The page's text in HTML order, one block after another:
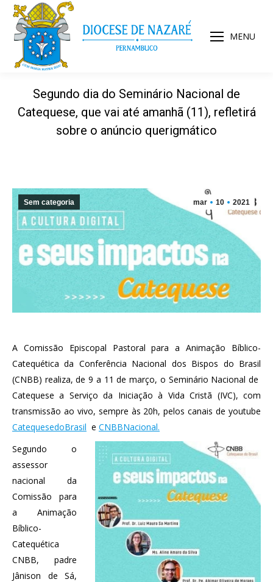
MENU
Segundo dia do Seminário Nacional de
Catequese, que vai até amanhã (11), refletirá
sobre o anúncio querigmático
mar 10 2021
Sem categoria
A Comissão Episcopal Pastoral para a Animação Bíblico-
Catequética da Conferência Nacional dos Bispos do Brasil
(CNBB) realiza, de 9 a 11 de março, o Seminário Nacional de
Catequese a Serviço da Iniciação à Vida Cristã (IVC), com
transmissão ao vivo, sempre às 20h, pelos canais de youtube
CatequesedoBrasil e CNBBNacional.
Segundo o
assessor
nacional da
Comissão para
a Animação
Bíblico-
Catequética
CNBB, padre
Jânison de Sá,